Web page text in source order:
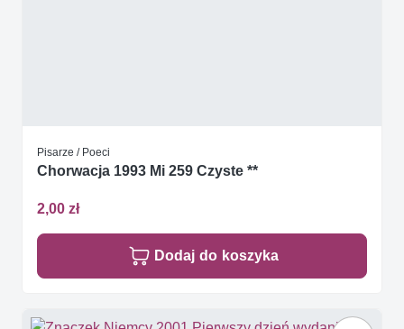
Pisarze / Poeci
Chorwacja 1993 Mi 259 Czyste **
2,00 zł
Dodaj do koszyka